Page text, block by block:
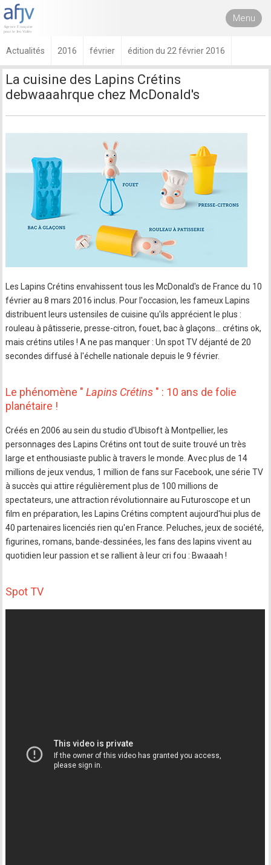
Menu
Actualités 2016 février édition du 22 février 2016
La cuisine des Lapins Crétins
debwaaahrque chez McDonald's
Les Lapins Crétins envahissent tous les McDonald's de France du 10
février au 8 mars 2016 inclus. Pour l'occasion, les fameux Lapins
distribuent leurs ustensiles de cuisine qu'ils apprécient le plus :
rouleau à pâtisserie, presse-citron, fouet, bac à glaçons… crétins ok,
mais crétins utiles ! A ne pas manquer : Un spot TV déjanté de 20
secondes diffusé à l'échelle nationale depuis le 9 février.
Le phénomène " Lapins Crétins " : 10 ans de folie
planétaire !
Créés en 2006 au sein du studio d'Ubisoft à Montpellier, les
personnages des Lapins Crétins ont tout de suite trouvé un très
large et enthousiaste public à travers le monde. Avec plus de 14
millions de jeux vendus, 1 million de fans sur Facebook, une série TV
à succès qui attire régulièrement plus de 100 millions de
spectateurs, une attraction révolutionnaire au Futuroscope et un
film en préparation, les Lapins Crétins comptent aujourd'hui plus de
40 partenaires licenciés rien qu'en France. Peluches, jeux de société,
figurines, romans, bande-dessinées, les fans des lapins vivent au
quotidien leur passion et se rallient à leur cri fou : Bwaaah !
Spot TV